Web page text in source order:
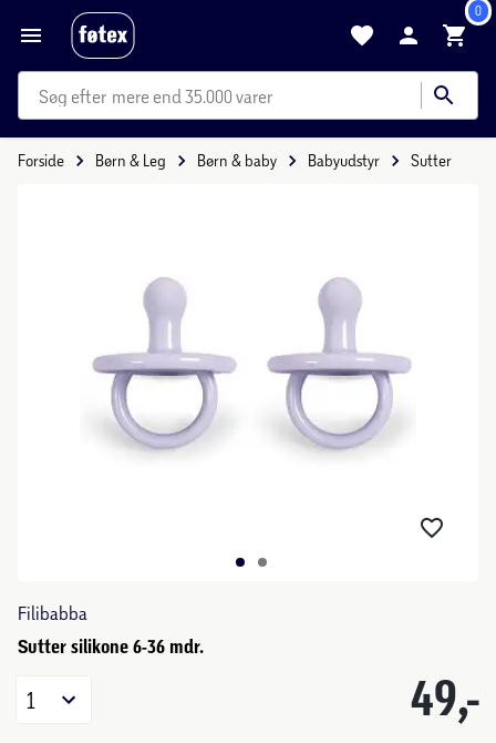
0
mere end 35.000 varer
Forside Børn & Leg Børn & baby Babyudstyr Sutter
Filibabba
Sutter silikone 6-36 mdr.
49,-
1